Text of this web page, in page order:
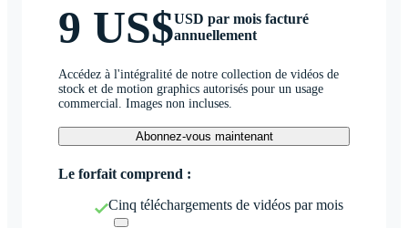
9 US$USD par mois facturé
annuellement
Accédez à l'intégralité de notre collection de vidéos de
stock et de motion graphics autorisés pour un usage
commercial. Images non incluses.
Abonnez-vous maintenant
Le forfait comprend :
Cinq téléchargements de vidéos par mois